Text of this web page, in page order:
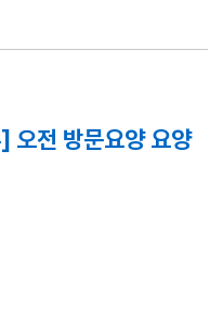
전 방문요양 요양